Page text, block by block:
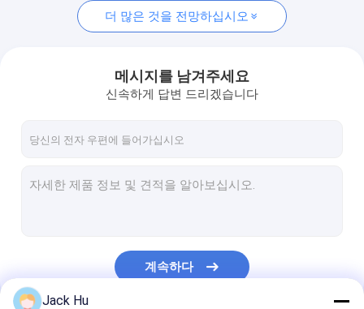
공항 앞치마 버스
자체 추진의 승객 계단
공항 암불이프트
화장실 서비스 트럭
더 많은 것을 전망하십시오
메시지를 남겨주세요
신속하게 답변 드리겠습니다
계속하다
Jack Hu